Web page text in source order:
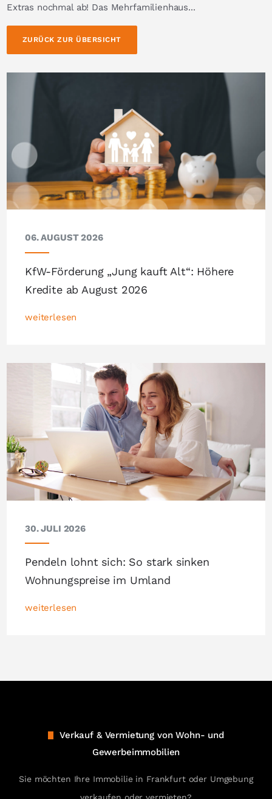
Extras nochmal ab! Das Mehrfamilienhaus...
ZURÜCK ZUR ÜBERSICHT
06. AUGUST 2026
KfW-Förderung „Jung kauft Alt“: Höhere
Kredite ab August 2026
weiterlesen
30. JULI 2026
Pendeln lohnt sich: So stark sinken
Wohnungspreise im Umland
weiterlesen
Verkauf & Vermietung von Wohn- und
Gewerbeimmobilien
Sie möchten Ihre Immobilie in Frankfurt oder Umgebung